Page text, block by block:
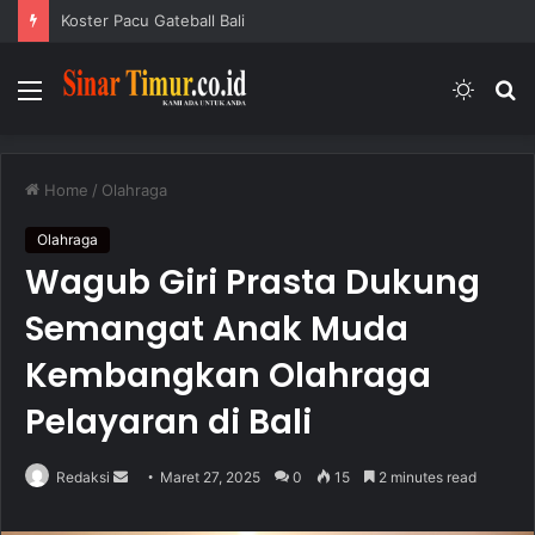
Koster Pacu Gateball Bali
Menu
Switch
Home / Olahraga
Olahraga
Wagub Giri Prasta Dukung
Semangat Anak Muda
Kembangkan Olahraga
Pelayaran di Bali
Redaksi Maret 27, 2025 0 15 2 minutes read